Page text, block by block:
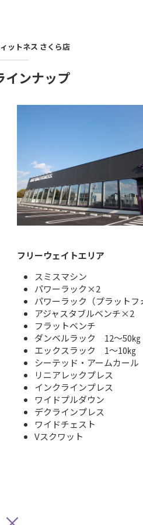
ットネス さくら店
インナップ
フリーウェイトエリア
スミスマシン
パワーラック×2
パワーラック（プラットフ
アジャスタブルベンチ×2
フラットベンチ
ダンベルラック 12～50㎏
エックスラック 1～10㎏
シーテッド・アームカール
リニアレックプレス
インクラインプレス
ワイドプルダウン
デクラインプレス
ワイドチェスト
Vスクワット